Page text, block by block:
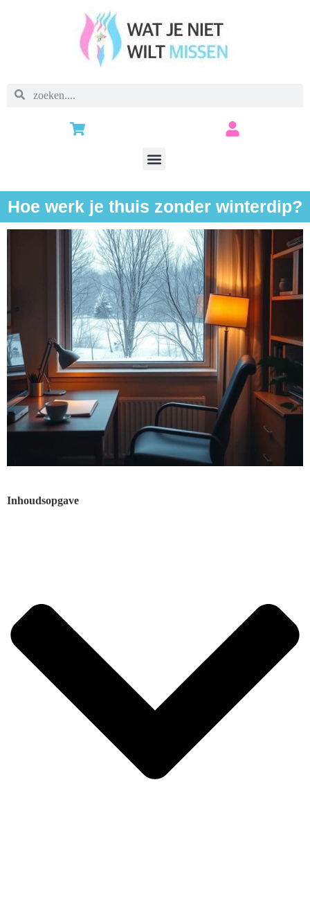
Hoe werk je thuis zonder winterdip?
Inhoudsopgave